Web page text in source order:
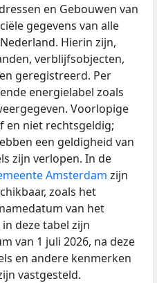
en Gebouwen van
gegevens van alle
Hierin zijn,
verblijfsobjecten,
geregistreerd. Per
energielabel zoals
Voorlopige
en niet rechtsgeldig;
een geldigheid van
zijn verlopen. In de
Amsterdam zijn
zoals het
van het
deze tabel zijn
van 1 juli 2026, na deze
en andere kenmerken
vastgesteld.